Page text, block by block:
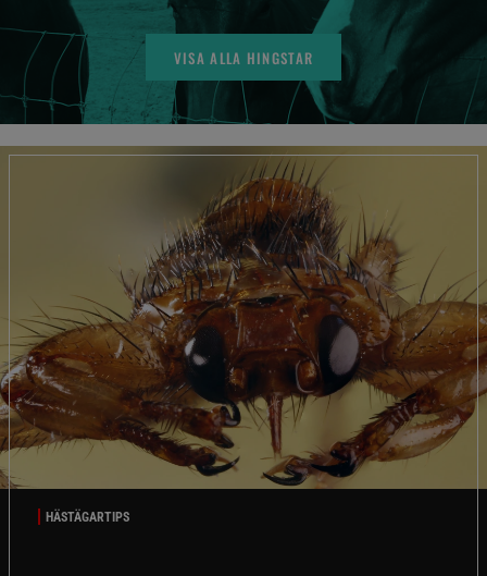
VISA ALLA HINGSTAR
HÄSTÄGARTIPS